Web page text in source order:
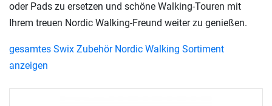
oder Pads zu ersetzen und schöne Walking-Touren mit
Ihrem treuen Nordic Walking-Freund weiter zu genießen.
gesamtes Swix Zubehör Nordic Walking Sortiment
anzeigen